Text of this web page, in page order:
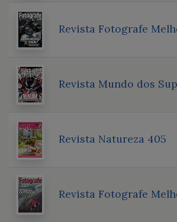
Revista Fotografe
Revista Mundo dos
Revista Natureza 405
Revista Fotografe